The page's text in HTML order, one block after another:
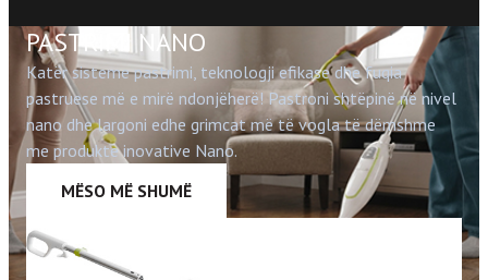
PASTRIMI NANO
Katër sisteme pastrimi, teknologji efikase dhe fuqia
pastruese më e mirë ndonjëherë! Pastroni shtëpinë në nivel
nano dhe largoni edhe grimcat më të vogla të dëmshme
me produkte inovative Nano.
MËSO MË SHUMË